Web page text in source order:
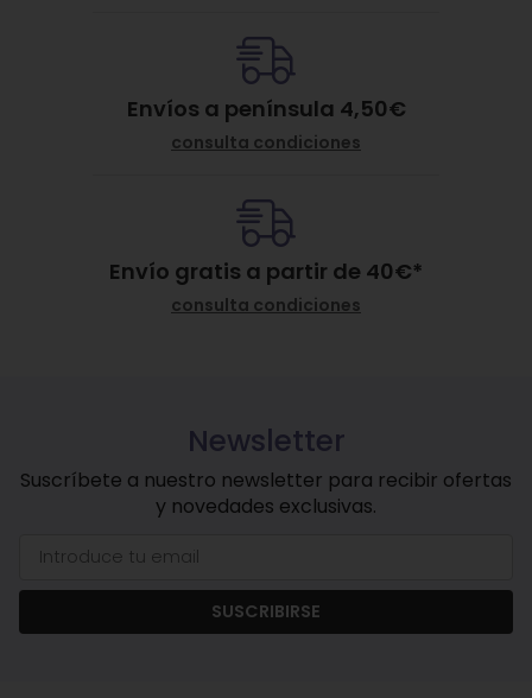
Envíos a península 4,50€
consulta condiciones
Envío gratis a partir de 40€*
consulta condiciones
Newsletter
Suscríbete a nuestro newsletter para recibir ofertas
y novedades exclusivas.
SUSCRIBIRSE